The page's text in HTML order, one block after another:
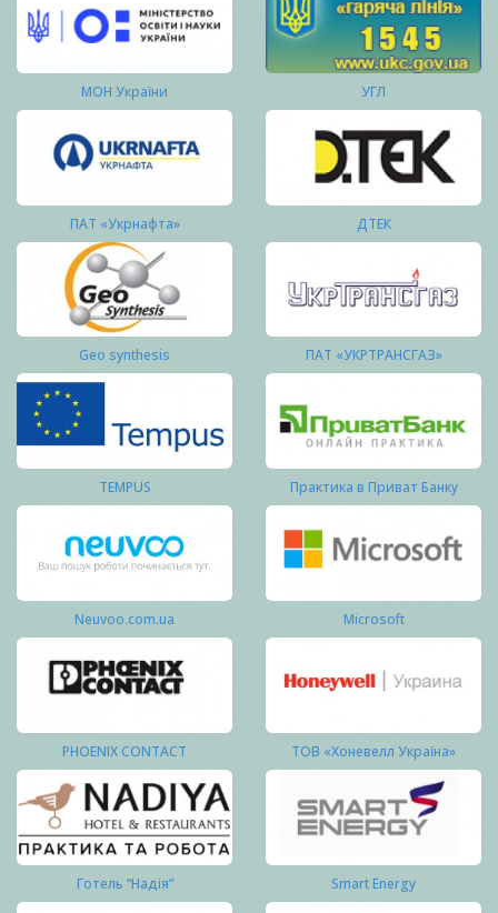
МОН України УГЛ
ПАТ «Укрнафта» ДТЕК
Geo synthesis ПАТ «УКРТРАНСГАЗ»
TEMPUS Практика в Приват Банку
Neuvoo.com.ua Microsoft
PHOENIX CONTACT ТОВ «Хоневелл Україна»
Готель “Надія” Smart Energy